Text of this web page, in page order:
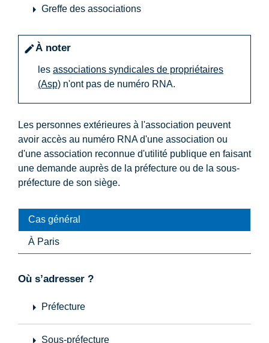
arrow_right Greffe des associations
editÀ noter
les associations syndicales de propriétaires
(Asp) n'ont pas de numéro RNA.
Les personnes extérieures à l'association peuvent
avoir accès au numéro RNA d'une association ou
d'une association reconnue d'utilité publique en faisant
une demande auprès de la préfecture ou de la sous-
préfecture de son siège.
Cas général
À Paris
Où s’adresser ?
arrow_right Préfecture
Sous-préfecture